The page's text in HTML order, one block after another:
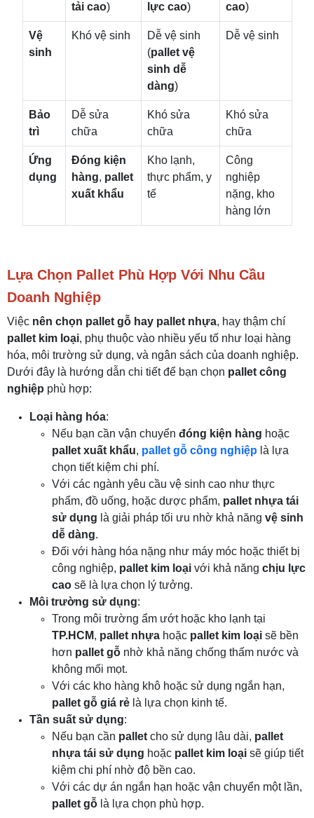
tải cao)
lực cao)
cao)
Vệ
sinh
Khó vệ sinh
Dễ vệ sinh
(pallet vệ
sinh dễ
dàng)
Dễ vệ sinh
Bảo
trì
Dễ sửa
chữa
Khó sửa
chữa
Khó sửa
chữa
Ứng
dụng
Đóng kiện
hàng, pallet
xuất khẩu
Kho lạnh,
thực phẩm, y
tế
Công
nghiệp
nặng, kho
hàng lớn
Lựa Chọn Pallet Phù Hợp Với Nhu Cầu
Doanh Nghiệp
Việc nên chọn pallet gỗ hay pallet nhựa, hay thậm chí
pallet kim loại, phụ thuộc vào nhiều yếu tố như loại hàng
hóa, môi trường sử dụng, và ngân sách của doanh nghiệp.
Dưới đây là hướng dẫn chi tiết để bạn chọn pallet công
nghiệp phù hợp:
Loại hàng hóa:
Nếu bạn cần vận chuyển đóng kiện hàng hoặc
pallet xuất khẩu, pallet gỗ công nghiệp là lựa
chọn tiết kiệm chi phí.
Với các ngành yêu cầu vệ sinh cao như thực
phẩm, đồ uống, hoặc dược phẩm, pallet nhựa tái
sử dụng là giải pháp tối ưu nhờ khả năng vệ sinh
dễ dàng.
Đối với hàng hóa nặng như máy móc hoặc thiết bị
công nghiệp, pallet kim loại với khả năng chịu lực
cao sẽ là lựa chọn lý tưởng.
Môi trường sử dụng:
Trong môi trường ẩm ướt hoặc kho lạnh tại
TP.HCM, pallet nhựa hoặc pallet kim loại sẽ bền
hơn pallet gỗ nhờ khả năng chống thấm nước và
không mối mọt.
Với các kho hàng khô hoặc sử dụng ngắn hạn,
pallet gỗ giá rẻ là lựa chọn kinh tế.
Tần suất sử dụng:
Nếu bạn cần pallet cho sử dụng lâu dài, pallet
nhựa tái sử dụng hoặc pallet kim loại sẽ giúp tiết
kiệm chi phí nhờ độ bền cao.
Với các dự án ngắn hạn hoặc vận chuyển một lần,
pallet gỗ là lựa chọn phù hợp.